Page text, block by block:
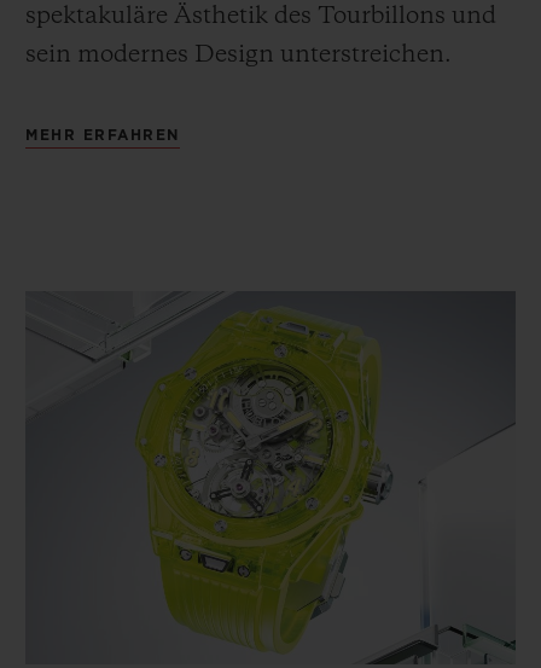
spektakuläre Ästhetik des Tourbillons und
sein modernes Design unterstreichen.
MEHR ERFAHREN